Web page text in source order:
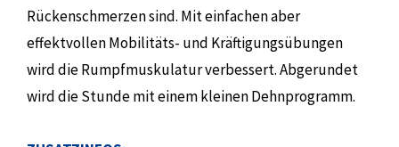
Rückenschmerzen sind. Mit einfachen aber
effektvollen Mobilitäts- und Kräftigungsübungen
wird die Rumpfmuskulatur verbessert. Abgerundet
wird die Stunde mit einem kleinen Dehnprogramm.